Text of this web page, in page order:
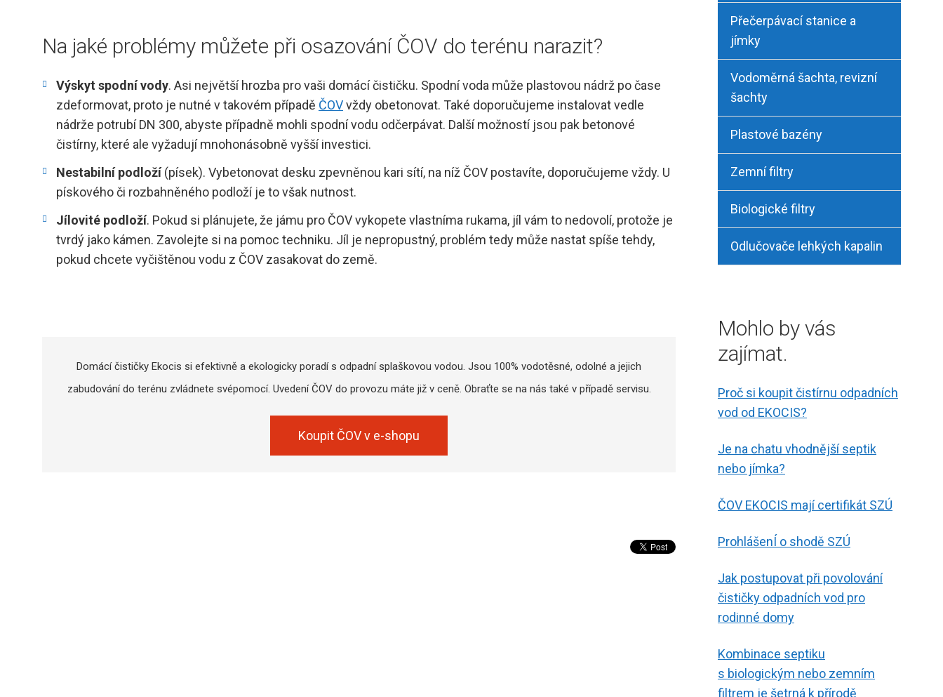
Na jaké problémy můžete při osazování ČOV do terénu narazit?
Výskyt spodní vody. Asi největší hrozba pro vaši domácí čističku. Spodní voda může plastovou nádrž po čase
zdeformovat, proto je nutné v takovém případě ČOVvždy obetonovat. Také doporučujeme instalovat vedle
nádrže potrubí DN 300, abyste případně mohli spodní vodu odčerpávat. Další možností jsou pak betonové
čistírny, které ale vyžadují mnohonásobně vyšší investici.
Nestabilní podloží(písek). Vybetonovat desku zpevněnou kari sítí, na níž ČOV postavíte, doporučujeme vždy. U
pískového či rozbahněného podloží je to však nutnost.
Jílovité podloží. Pokud si plánujete, že jámu pro ČOV vykopete vlastníma rukama, jíl vám to nedovolí, protože je
tvrdý jako kámen. Zavolejte si na pomoc techniku. Jíl je nepropustný, problém tedy může nastat spíše tehdy,
pokud chcete vyčištěnou vodu z ČOV zasakovat do země.
Domácí čističky Ekocis si efektivně a ekologicky poradí s odpadní splaškovou vodou. Jsou 100% vodotěsné, odolné a jejich
zabudování do terénu zvládnete svépomocí. Uvedení ČOV do provozu máte již v ceně. Obraťte se na nás také v případě servisu.
Koupit ČOV v e-shopu
Přečerpávací stanice a
jímky
Vodoměrná šachta, revizní
šachty
Plastové bazény
Zemní filtry
Biologické filtry
Odlučovače lehkých kapalin
Mohlo by vás
zajímat.
Proč si koupit čistírnu odpadních
vod od EKOCIS?
Je na chatu vhodnější septik
nebo jímka?
ČOV EKOCIS mají certifikát SZÚ
ProhlášenÍ o shodě SZÚ
Jak postupovat při povolování
čističky odpadních vod pro
rodinné domy
Kombinace septiku
s biologickým nebo zemním
filtrem je šetrná k přírodě